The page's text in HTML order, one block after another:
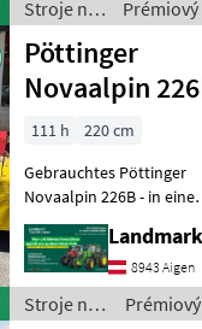
Beratung und eventuell
einer Probefahrt
Stroje na
zber
objemových
krmív /
Pöttinger
Pöttinger
Novaalpin
111 h
220 cm
Gebrauchtes Pöttinger
Novaalpin 226B - in
sehr guten Zustand!
Vermittlungsverkauf! -
Scheibenmähwerk mit 5
Scheiben - Arbeitsbreite
220cm - Hydraulischer
8943 Aigen
Stroje na